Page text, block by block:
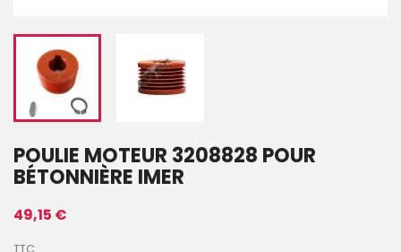
POULIE MOTEUR 3208828 POUR
BÉTONNIÈRE IMER
49,15 €